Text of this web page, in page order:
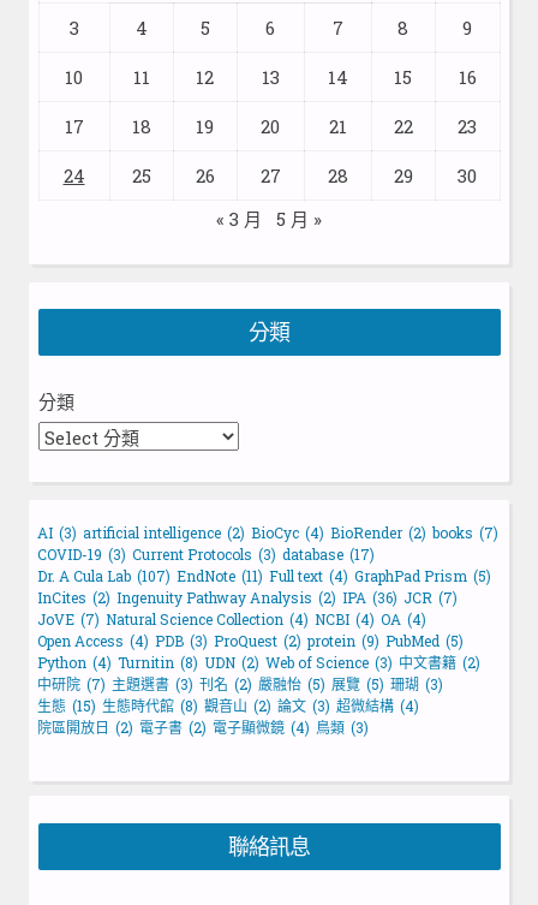
3 4 5 6 7 8 9
10 11 12 13 14 15 16
17 18 19 20 21 22 23
24 25 26 27 28 29
30
« 3 月
5 月 »
分類
分類
AI (3) artificial intelligence (2) BioCyc (4) BioRender (2) books (7)
COVID-19 (3) Current Protocols (3) database (17)
Dr. A Cula Lab (107) EndNote (11) Full text (4) GraphPad Prism (5)
InCites (2) Ingenuity Pathway Analysis (2) IPA (36) JCR (7)
JoVE (7) Natural Science Collection (4) NCBI (4) OA (4)
Open Access (4) PDB (3) ProQuest (2) protein (9) PubMed (5)
Python (4) Turnitin (8) UDN (2) Web of Science (3) 中文書籍 (2)
中研院 (7) 主題選書 (3) 刊名 (2) 嚴融怡 (5) 展覽 (5) 珊瑚 (3)
生態 (15) 生態時代館 (8) 觀音山 (2) 論文 (3) 超微結構 (4)
院區開放日 (2) 電子書 (2) 電子顯微鏡 (4) 鳥類 (3)
聯絡訊息